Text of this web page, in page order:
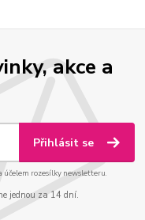
akce a
Přihlásit se
účelem rozesílky newsletteru.
jednou za 14 dní.